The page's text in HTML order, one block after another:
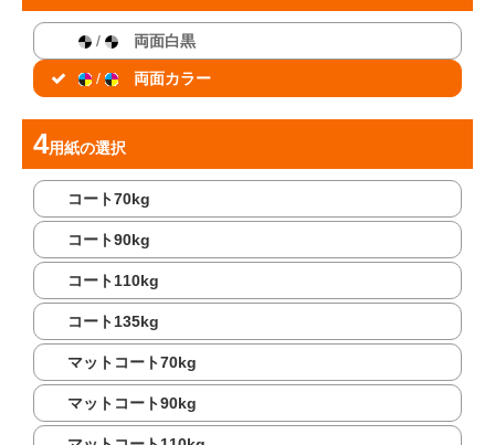
/ 両面白黒
/ 両面カラー
用紙の選択
コート70kg
コート90kg
コート110kg
コート135kg
マットコート70kg
マットコート90kg